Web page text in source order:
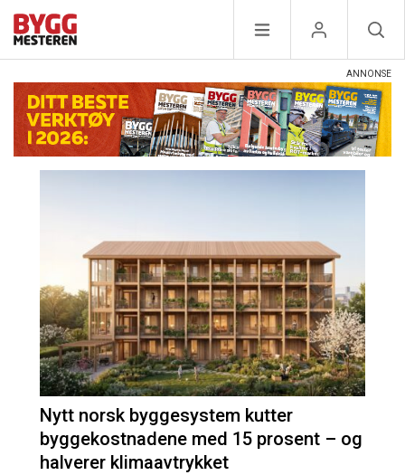
Nytt norsk byggesystem kutter
byggekostnadene med 15 prosent – og
halverer klimaavtrykket